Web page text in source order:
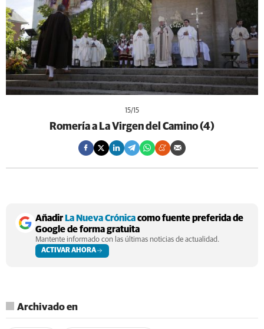
15/15
Romería a La Virgen del Camino (4)
Añadir La Nueva Crónicacomo fuente preferida de
Google de forma gratuita
Mantente informado con las últimas noticias de actualidad.
ACTIVAR AHORA
Archivado en